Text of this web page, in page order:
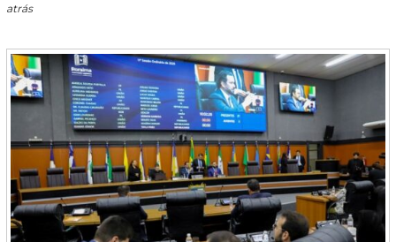
atrás